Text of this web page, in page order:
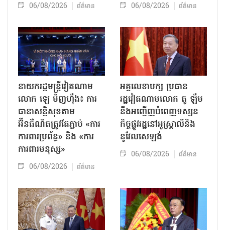
06/08/2026 ព័ត៌មាន 06/08/2026 ព័ត៌មាន
នាយករដ្ឋមន្ត្រីវៀតណាម
លោក ឡេ មិញហ៊ឹង៖ ការ
ធានាសន្តិសុខតាម
អ៊ីនធឺណិតត្រូវតែភ្ជាប់ «ការ
ការពារប្រព័ន្ធ» និង «ការ
ការពារមនុស្ស»
06/08/2026 ព័ត៌មាន
អគ្គលេខាបក្ស ប្រធាន
រដ្ឋវៀតណាមលោក តូ ឡឹម
នឹងអញ្ជើញបំពេញទស្សន
កិច្ចផ្លូវរដ្ឋនៅអូស្ត្រាលីនិង
នូវែលសេឡង់
06/08/2026 ព័ត៌មាន